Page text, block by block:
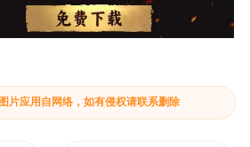
片应用自网络，如有侵权请联系删除